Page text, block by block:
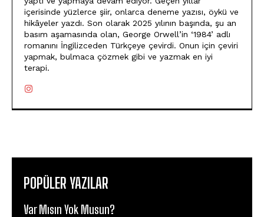
içerisinde yüzlerce şiir, onlarca deneme yazısı, öykü ve
hikâyeler yazdı. Son olarak 2025 yılının başında, şu an
basım aşamasında olan, George Orwell’in ‘1984’ adlı
romanını İngilizceden Türkçeye çevirdi. Onun için çeviri
yapmak, bulmaca çözmek gibi ve yazmak en iyi
terapi.
POPÜLER YAZILAR
Var Mısın Yok Musun?